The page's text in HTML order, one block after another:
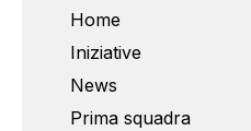
Home
Iniziative
News
Prima squadra